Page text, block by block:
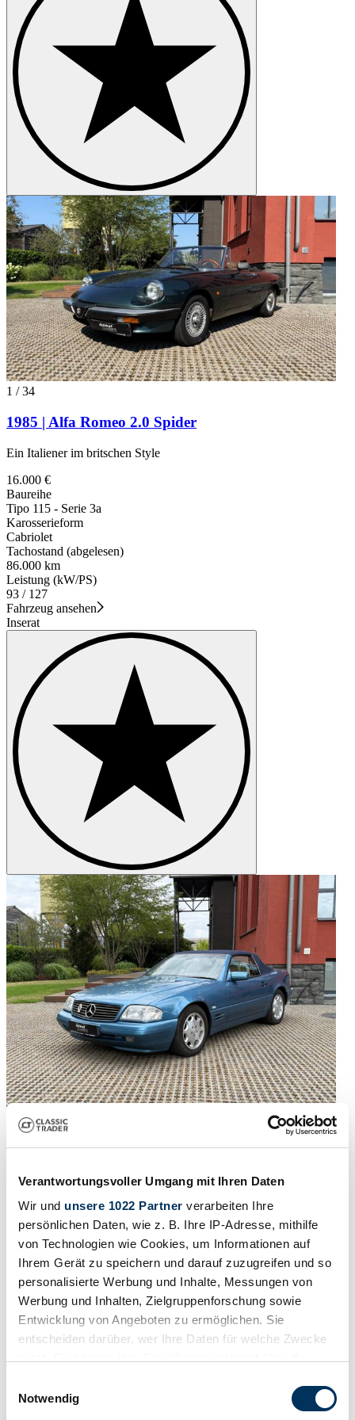
Verantwortungsvoller Umgang mit Ihren Daten
Wir und unsere 1022 Partner verarbeiten Ihre
persönlichen Daten, wie z. B. Ihre IP-Adresse, mithilfe
von Technologien wie Cookies, um Informationen auf
Ihrem Gerät zu speichern und darauf zuzugreifen und so
personalisierte Werbung und Inhalte, Messungen von
Werbung und Inhalten, Zielgruppenforschung sowie
Entwicklung von Angeboten zu ermöglichen. Sie
entscheiden darüber, wer Ihre Daten für welche Zwecke
Trigger Symbol ändern oder widerrufen
Notwendig
60598 Frankfurt am Main | Darmstädter Landstraße 98 | Tel. 069
78808809-0
63500 Seligenstadt | Aschaffenburger Straße 80 | Tel. 06182 9273-0
63303 Dreieich-Sprendlingen | Rostädter Straße 14 | Tel. 06102
7111-80
65795 Hattersheim | Heddingheimer Straße 10 | Tel. 06190 9921-0
65779 Kelkheim | Dieselstraße 4 | Tel. 06195 9930-0
1 /34
1985 | Alfa Romeo 2.0 Spider
Ein Italiener im britschen Style
16.000 €
Baureihe
Tipo 115 - Serie 3a
Karosserieform
Cabriolet
Tachostand (abgelesen)
86.000 km
Leistung (kW/PS)
93 / 127
Fahrzeug ansehen
Inserat
/24
26.900 €
Baureihe
R 129
Karosserieform
Cabriolet (Roadster)
Tachostand (abgelesen)
75.500 km
Leistung (kW/PS)
142 / 193
Inserat